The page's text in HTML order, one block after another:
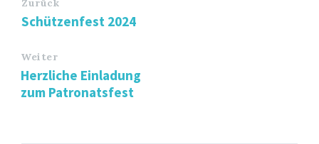
Zurück
Schützenfest 2024
Weiter
Herzliche Einladung
zum Patronatsfest